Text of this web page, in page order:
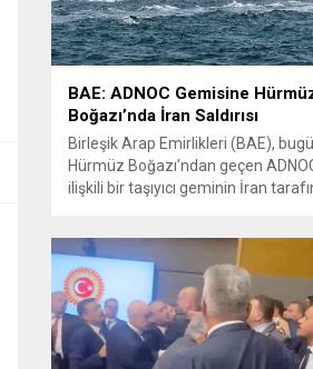
BAE: ADNOC Gemisine
Boğazı’nda İran Saldırısı
Birleşik Arap Emirlikleri (BAE),
Hürmüz Boğazı’ndan geçen
ilişkili bir taşıyıcı geminin İran
bildirirken saldırıyı kınadı ve Tahran’ı
korsanlıkla suçladı. WAM ajansının
aktardığı ilk açıklamada, ADNOC’a
geminin sabah saatlerinde hedef
belirtildi; ilerleyen dakikalarda ise